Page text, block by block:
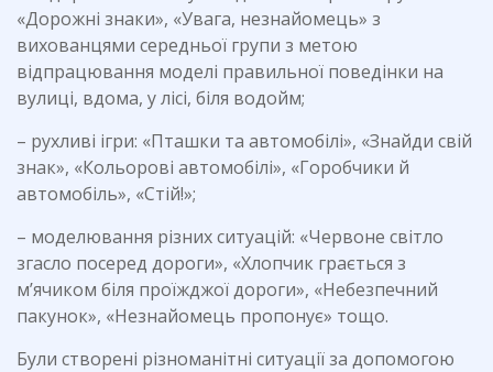
«Дорожні знаки», «Увага, незнайомець» з
вихованцями середньої групи з метою
відпрацювання моделі правильної поведінки на
вулиці, вдома, у лісі, біля водойм;
– рухливі ігри: «Пташки та автомобілі», «Знайди свій
знак», «Кольорові автомобілі», «Горобчики й
автомобіль», «Стій!»;
– моделювання різних ситуацій: «Червоне світло
згасло посеред дороги», «Хлопчик грається з
м’ячиком біля проїжджої дороги», «Небезпечний
пакунок», «Незнайомець пропонує» тощо.
Були створені різноманітні ситуації за допомогою